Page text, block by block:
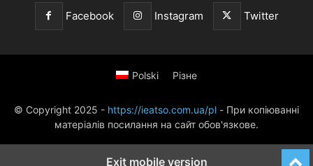
Facebook Instagram Twitter
Polski Різне
© Copyright 2025 - https://ieatso.com.ua/pl - При копіюванні
матеріалів посилання на сайт обов'язкове.
Exit mobile version